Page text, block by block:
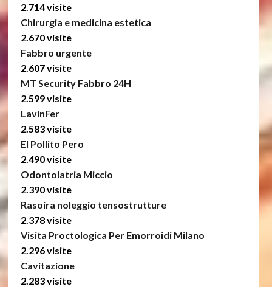
2.714 visite
Chirurgia e medicina estetica
2.670 visite
Fabbro urgente
2.607 visite
MT Security Fabbro 24H
2.599 visite
LavInFer
2.583 visite
El Pollito Pero
2.490 visite
Odontoiatria Miccio
2.390 visite
Rasoira noleggio tensostrutture
2.378 visite
Visita Proctologica Per Emorroidi Milano
2.296 visite
Cavitazione
2.283 visite